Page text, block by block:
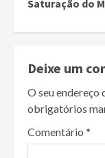
Saturação do
Deixe um
O seu endereço
obrigatórios
Comentário *